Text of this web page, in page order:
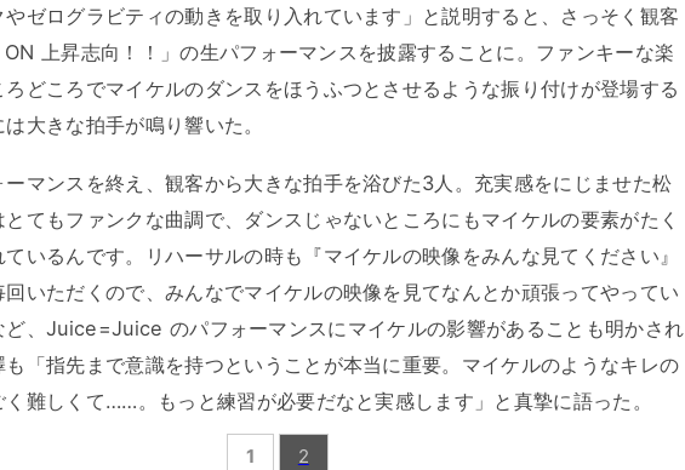
やゼログラビティの動きを取り入れています」と説明すると、さっそく観客
上昇志向！！」の生パフォーマンスを披露することに。ファンキーな楽
どころでマイケルのダンスをほうふつとさせるような振り付けが登場する
大きな拍手が鳴り響いた。
マンスを終え、観客から大きな拍手を浴びた3人。充実感をにじませた松
てもファンクな曲調で、ダンスじゃないところにもマイケルの要素がたく
いるんです。リハーサルの時も『マイケルの映像をみんな見てください』
回いただくので、みんなでマイケルの映像を見てなんとか頑張ってやってい
ど、Juice=Juice のパフォーマンスにマイケルの影響があることも明かされ
も「指先まで意識を持つということが本当に重要。マイケルのようなキレの
難しくて……。もっと練習が必要だなと実感します」と真摯に語った。
1 2